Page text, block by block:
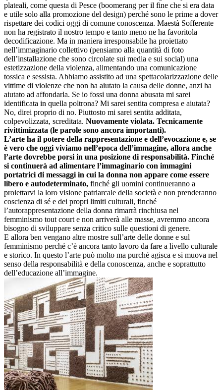
plateali, come questa di Pesce (boomerang per il fine che si era data
e utile solo alla promozione del design) perché sono le prime a dover
rispettare dei codici oggi di comune conoscenza. Maestà Sofferente
non ha registrato il nostro tempo e tanto meno ne ha favoritola
decodificazione. Ma in maniera irresponsabile ha proiettato
nell’immaginario collettivo (pensiamo alla quantità di foto
dell’installazione che sono circolate sui media e sui social) una
estetizzazione della violenza, alimentando una comunicazione
tossica e sessista. Abbiamo assistito ad una spettacolarizzazione delle
vittime di violenze che non ha aiutato la causa delle donne, anzi ha
aiutato ad affondarla. Se io fossi una donna abusata mi sarei
identificata in quella poltrona? Mi sarei sentita compresa e aiutata?
No, direi proprio di no. Piuttosto mi sarei sentita additata,
colpevolizzata, screditata. Nuovamente violata. Tecnicamente
rivittimizzata (le parole sono ancora importanti).
L’arte ha il potere della rappresentazione e dell’evocazione e, se
è vero che oggi viviamo nell’epoca dell’immagine, allora anche
l’arte dovrebbe porsi in una posizione di responsabilità. Finché
si continuerà ad alimentare l’immaginario con immagini
portatrici di messaggi in cui la donna non appare come essere
libero e autodeterminato, finché gli uomini continueranno a
proiettarvi la loro visione patriarcale della società e non prenderanno
coscienza di sé e dei propri limiti culturali, finché
l’autorappresentazione della donna rimarrà rinchiusa nel
femminismo tout court e non arriverà alle masse, avremmo ancora
bisogno di sviluppare senza critico sulle questioni di genere.
E allora ben vengano altre mostre sull’arte delle donne e sul
femminismo perché c’è ancora tanto lavoro da fare a livello culturale
e storico. In questo l’arte può molto ma purché agisca e si muova nel
senso della responsabilità e della conoscenza, anche e soprattutto
dell’educazione all’immagine.